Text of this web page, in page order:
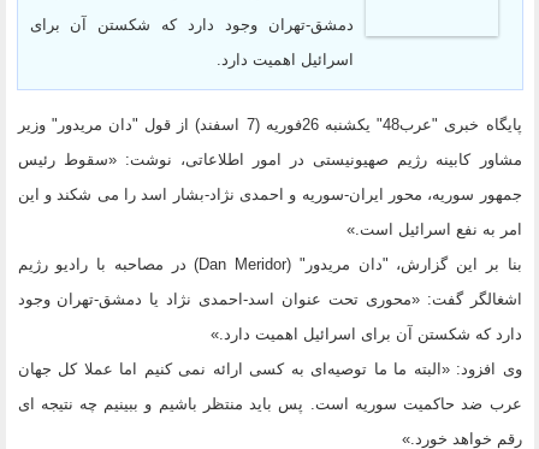
دمشق-تهران وجود دارد که شکستن آن برای
اسرائیل اهمیت دارد.
پایگاه خبری "عرب48" یکشنبه 26فوریه (7 اسفند) از قول "دان مریدور" وزیر
مشاور کابینه رژیم صهیونیستی در امور اطلاعاتی، نوشت: «سقوط رئیس
جمهور سوریه، محور ایران-سوریه و احمدی نژاد-بشار اسد را می شکند و این
امر به نفع اسرائیل است.»
بنا بر این گزارش، "دان مریدور" (Dan Meridor) در مصاحبه با رادیو رژیم
اشغالگر گفت: «محوری تحت عنوان اسد-احمدی نژاد یا دمشق-تهران وجود
دارد که شکستن آن برای اسرائیل اهمیت دارد.»
وی افزود: «البته ما ما توصیه‌ای به کسی ارائه نمی کنیم اما عملا کل جهان
عرب ضد حاکمیت سوریه است. پس باید منتظر باشیم و ببینیم چه نتیجه ای
رقم خواهد خورد.»